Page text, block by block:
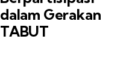
dalam Gerakan
TABUT